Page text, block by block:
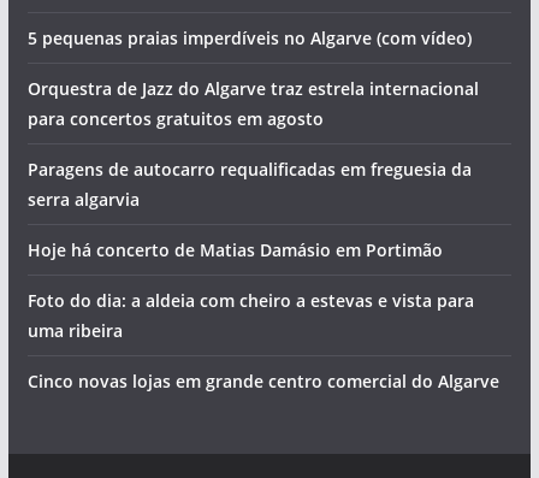
5 pequenas praias imperdíveis no Algarve (com vídeo)
Orquestra de Jazz do Algarve traz estrela internacional
para concertos gratuitos em agosto
Paragens de autocarro requalificadas em freguesia da
serra algarvia
Hoje há concerto de Matias Damásio em Portimão
Foto do dia: a aldeia com cheiro a estevas e vista para
uma ribeira
Cinco novas lojas em grande centro comercial do Algarve